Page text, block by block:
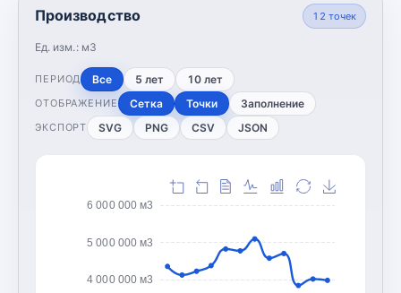
Производство
Ед. изм.: м3
12 точек
ПЕРИОД Все 5 лет 10 лет
ОТОБРАЖЕНИЕ Сетка Точки Заполнение
ЭКСПОРТ SVG PNG CSV JSON
4 000 000 м3
5 000 000 м3
6 000 000 м3